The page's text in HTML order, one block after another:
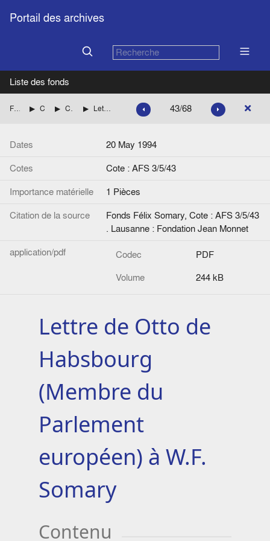
Portail des archives
Liste des fonds
Fonds Félix Somary Correspondance de Wolfgang F. Somary Lettre de Otto de Habsbourg (Membre du Parlement européen) à W.F. Somary 43/68
Dates
20 May 1994
Cotes
Cote : AFS 3/5/43
Importance matérielle
1 Pièces
Citation de la source
Fonds Félix Somary, Cote : AFS 3/5/43
. Lausanne : Fondation Jean Monnet
application/pdf
Codec
PDF
Volume
244 kB
Lettre de Otto de
Habsbourg
(Membre du
Parlement
européen) à W.F.
Somary
Contenu